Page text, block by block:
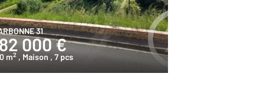
31
000 €
m2 , Maison , 7 pcs